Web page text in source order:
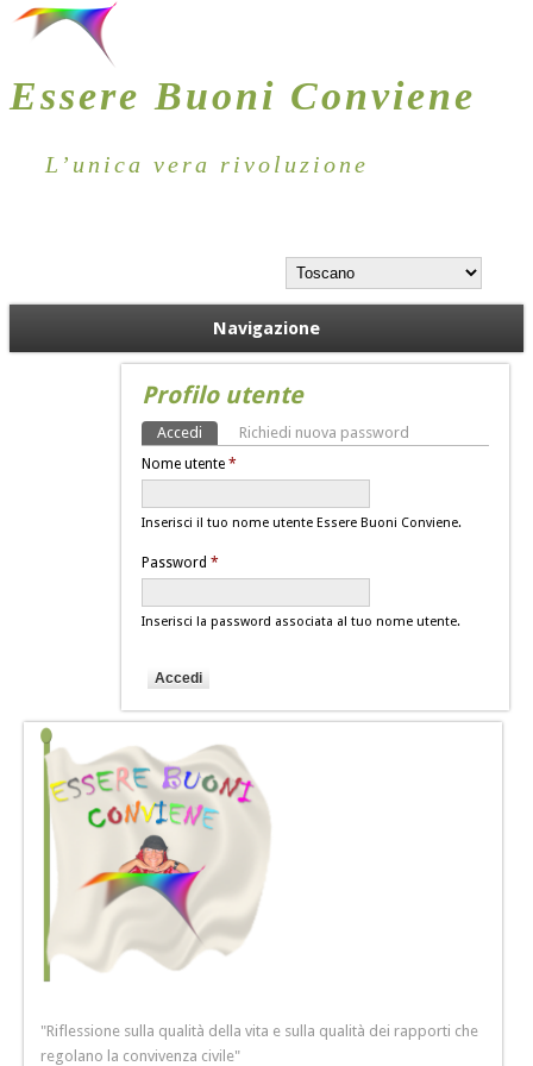
Essere Buoni Conviene
L’unica vera rivoluzione
Navigazione
Profilo utente
Schede primarie
Accedi (scheda attiva)
Richiedi nuova password
Nome utente *
Inserisci il tuo nome utente Essere Buoni Conviene.
Password *
Inserisci la password associata al tuo nome utente.
"Riflessione sulla qualità della vita e sulla qualità dei rapporti che
regolano la convivenza civile"